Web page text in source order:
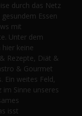
durch das Netz
Essen
mit
Unter dem
keine
Rezepte, Diät &
& Gourmet
Ein weites Feld,
Sinne unseres
isst